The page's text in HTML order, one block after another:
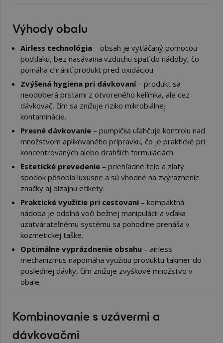
Výhody obalu
Airless technológia – obsah je vytláčaný pomocou
podtlaku, bez nasávania vzduchu späť do nádoby, čo
pomáha chrániť produkt pred oxidáciou.
Zvýšená hygiena pri dávkovaní– produkt sa
neodoberá prstami z otvoreného kelímka, ale cez
dávkovač, čím sa znižuje riziko mikrobiálnej
kontaminácie.
Presné dávkovanie – pumpička uľahčuje kontrolu nad
množstvom aplikovaného prípravku, čo je praktické pri
koncentrovaných alebo drahších formuláciách.
Estetické prevedenie – priehľadné telo a zlatý
spodok pôsobia luxusne a sú vhodné na zvýraznenie
značky aj dizajnu etikety.
Praktické využitie pri cestovaní– kompaktná
nádoba je odolná voči bežnej manipulácii a vďaka
uzatvárateľnému systému sa pohodlne prenáša v
kozmetickej taške.
Optimálne vyprázdnenie obsahu – airless
mechanizmus napomáha využitiu produktu takmer do
poslednej dávky, čím znižuje zvyškové množstvo v
obale.
Kombinovanie s uzávermi a
dávkovačmi